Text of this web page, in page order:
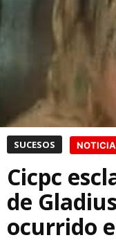
SUCESOS
Cicpc
de
ocurrido